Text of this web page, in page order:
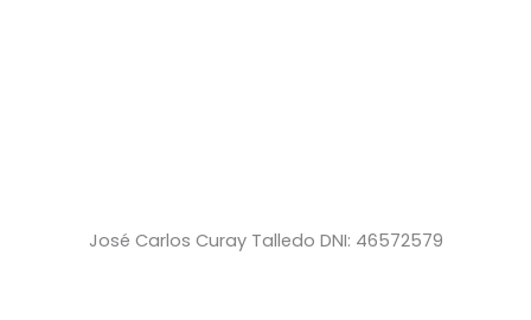
José Carlos Curay Talledo DNI: 46572579